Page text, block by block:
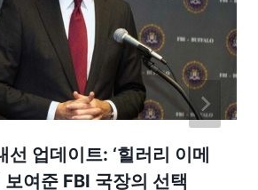
업데이트: ‘힐러리 이메
보여준 FBI 국장의 선택